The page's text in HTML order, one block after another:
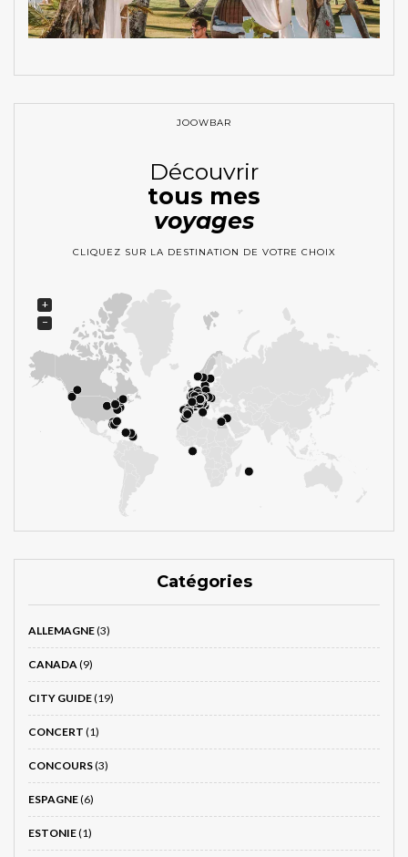
JOOWBAR
Découvrir
tous mes
voyages
CLIQUEZ SUR LA DESTINATION DE VOTRE CHOIX
+
−
Catégories
ALLEMAGNE(3)
CANADA (9)
CITY GUIDE(19)
CONCERT (1)
CONCOURS(3)
ESPAGNE(6)
ESTONIE(1)